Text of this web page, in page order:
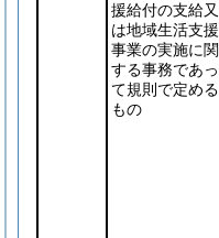
援給付の支給又
は地域生活支援
事業の実施に関
する事務であっ
て規則で定める
もの